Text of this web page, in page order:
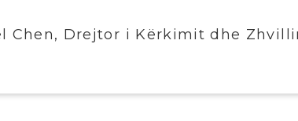
Chen, Drejtor i Kërkimit dhe